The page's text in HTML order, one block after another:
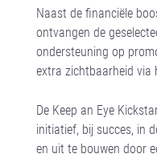
Naast de financiële
ontvangen de
ondersteuning op
extra zichtbaarheid via
De Keep an Eye
initiatief, bij succes, in
en uit te bouwen door